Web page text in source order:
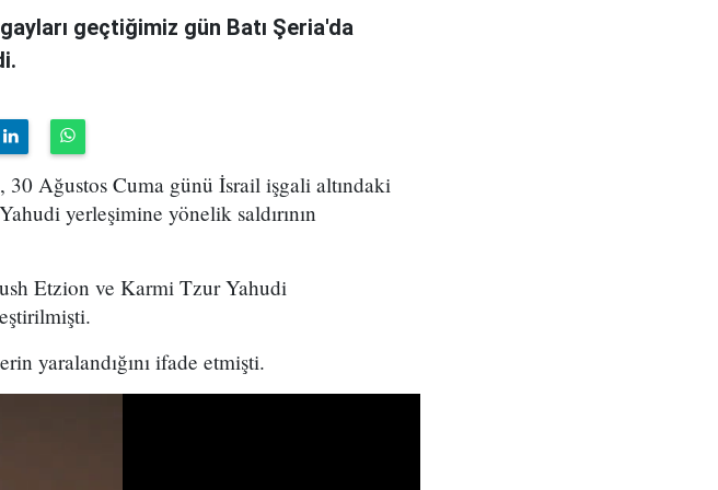
geçtiğimiz gün Batı Şeria'da
30 Ağustos Cuma günü İsrail işgali altındaki
yerleşimine yönelik saldırının
Etzion ve Karmi Tzur Yahudi
yaralandığını ifade etmişti.